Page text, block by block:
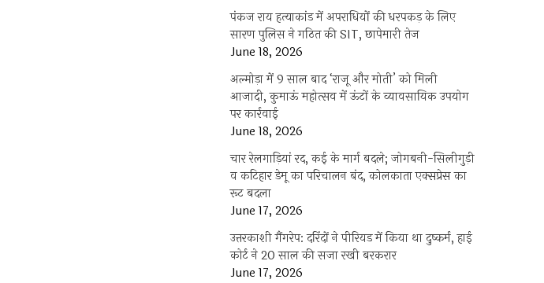
पंकज राय हत्याकांड में अपराधियों की धरपकड़ के लिए
सारण पुलिस ने गठित की SIT, छापेमारी तेज
June 18, 2026
अल्मोड़ा में 9 साल बाद ‘राजू और मोती’ को मिली
आजादी, कुमाऊं महोत्सव में ऊंटों के व्यावसायिक उपयोग
पर कार्रवाई
June 18, 2026
चार रेलगाड़ियां रद, कई के मार्ग बदले; जोगबनी-सिलीगुड़ी
व कटिहार डेमू का परिचालन बंद, कोलकाता एक्सप्रेस का
रूट बदला
June 17, 2026
उत्तरकाशी गैंगरेप: दरिंदों ने पीरियड में किया था दुष्कर्म, हाई
कोर्ट ने 20 साल की सजा रखी बरकरार
June 17, 2026